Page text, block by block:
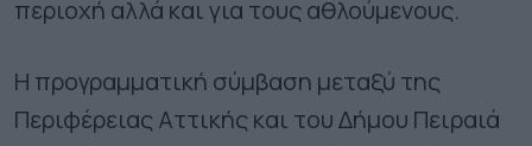
περιοχή αλλά και για τους αθλούμενους.
Η προγραμματική σύμβαση μεταξύ της
Περιφέρειας Αττικής και του Δήμου Πειραιά